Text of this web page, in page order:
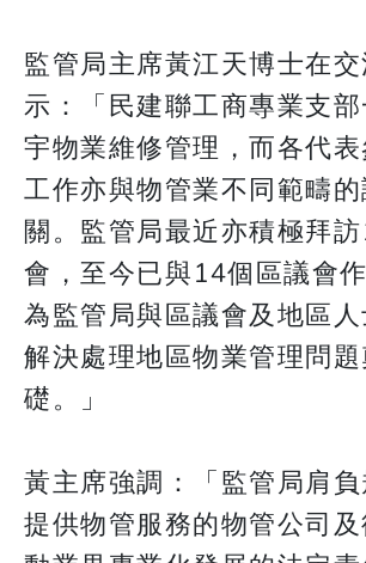
監管局主席黃江天博士在
示：「民建聯工商專業支
宇物業維修管理，而各代
工作亦與物管業不同範疇
關。監管局最近亦積極拜
會，至今已與14個區議會
為監管局與區議會及地區
解決處理地區物業管理問
礎。」
黃主席強調：「監管局肩
提供物管服務的物管公司